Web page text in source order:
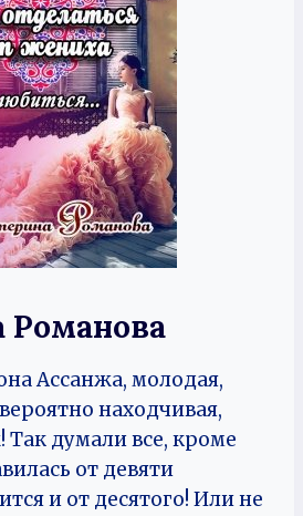
Романова
Ассанжа, молодая,
находчивая,
думали все, кроме
от девяти
и от десятого! Или не